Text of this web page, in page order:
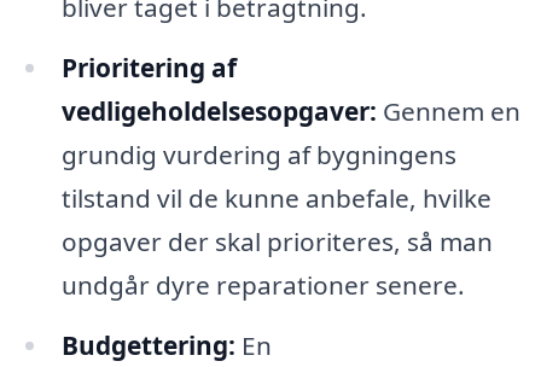
bliver taget i betragtning.
Prioritering af
vedligeholdelsesopgaver: Gennem en
grundig vurdering af bygningens
tilstand vil de kunne anbefale, hvilke
opgaver der skal prioriteres, så man
undgår dyre reparationer senere.
Budgettering: En